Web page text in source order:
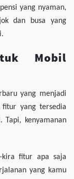
yang nyaman,
dan busa yang
Mobil
yang menjadi
fitur yang tersedia
kenyamanan
kira fitur apa saja
yang kamu